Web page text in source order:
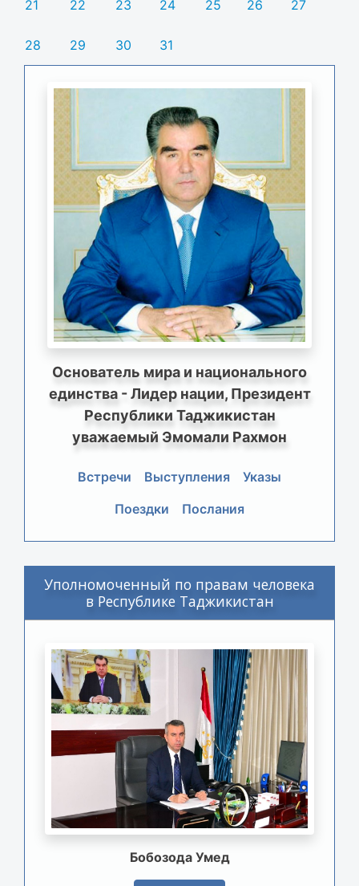
21 22 23 24 25 26 27
28 29 30 31
Основатель мира и национального
единства - Лидер нации, Президент
Республики Таджикистан
уважаемый Эмомали Рахмон
Встречи Выступления
Указы
Поездки
Послания
Уполномоченный по правам человека
в Республике Таджикистан
Бобозода Умед